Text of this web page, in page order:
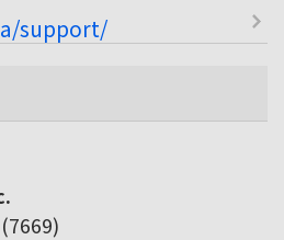
support/